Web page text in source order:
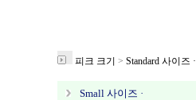
피크 크기 > Standard 사이즈 ·
Small 사이즈 ·